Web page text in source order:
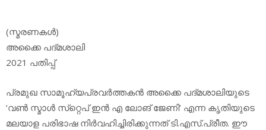
(സ്മരണകള്‍)
അക്കൈ പദ്മശാലി
2021 പതിപ്പ്
പ്രമുഖ സാമൂഹ്യപ്രവര്‍ത്തകന്‍ അക്കൈ പദ്മശാലിയുടെ
‘വണ്‍ സ്മാള്‍ സ്‌റ്റെപ് ഇന്‍ എ ലോങ് ജേണി’ എന്ന കൃതിയുടെ
മലയാള പരിഭാഷ നിര്‍വഹിച്ചിരിക്കുന്നത് ടി.എസ്.പ്രീത. ഈ